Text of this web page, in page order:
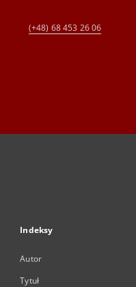
(+48) 68 453 26 06
Indeksy
Autor
Tytuł